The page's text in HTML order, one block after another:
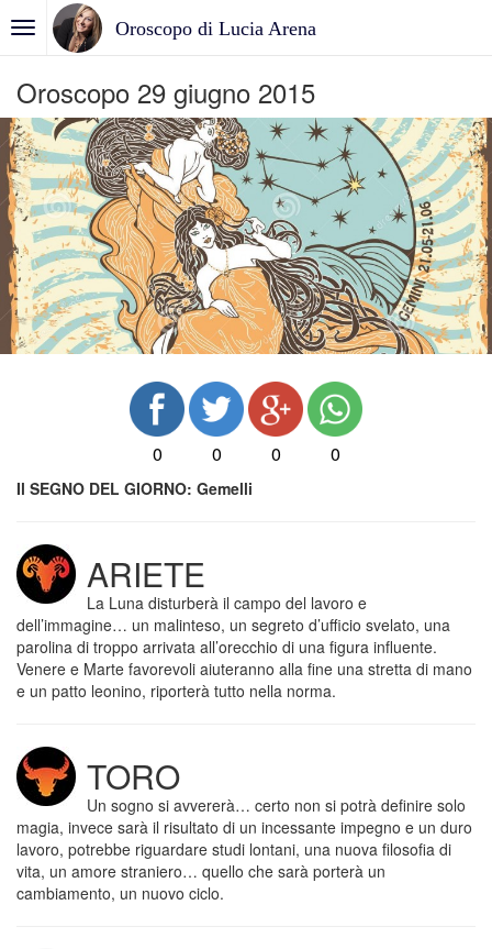
Oroscopo di Lucia Arena
Oroscopo 29 giugno 2015
0 0 0 0
Il SEGNO DEL GIORNO: Gemelli
ARIETE
La Luna disturberà il campo del lavoro e
dell’immagine… un malinteso, un segreto d’ufficio svelato, una
parolina di troppo arrivata all’orecchio di una figura influente.
Venere e Marte favorevoli aiuteranno alla fine una stretta di mano
e un patto leonino, riporterà tutto nella norma.
TORO
Un sogno si avvererà… certo non si potrà definire solo
magia, invece sarà il risultato di un incessante impegno e un duro
lavoro, potrebbe riguardare studi lontani, una nuova filosofia di
vita, un amore straniero… quello che sarà porterà un
cambiamento, un nuovo ciclo.